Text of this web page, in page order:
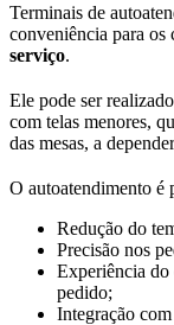
Terminais de
conveniência para os
serviço.
Ele pode ser realizado
com telas menores,
das mesas, a
O autoatendimento é
Redução do
Precisão nos
Experiência do
pedido;
Integração